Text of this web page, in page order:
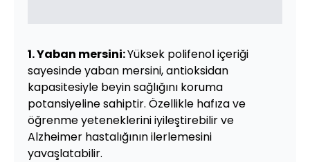
1. Yaban mersini:Yüksek polifenol içeriği
sayesinde yaban mersini, antioksidan
kapasitesiyle beyin sağlığını koruma
potansiyeline sahiptir. Özellikle hafıza ve
öğrenme yeteneklerini iyileştirebilir ve
Alzheimer hastalığının ilerlemesini
yavaşlatabilir.